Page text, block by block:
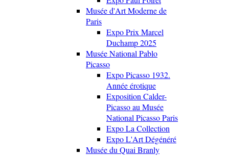
Musée d'Art Moderne de
Paris
Expo Prix Marcel
Duchamp 2025
Musée National Pablo
Picasso
Expo Picasso 1932.
Année érotique
Exposition Calder-
Picasso au Musée
National Picasso Paris
Expo La Collection
Expo L'Art Dégénéré
Musée du Quai Branly